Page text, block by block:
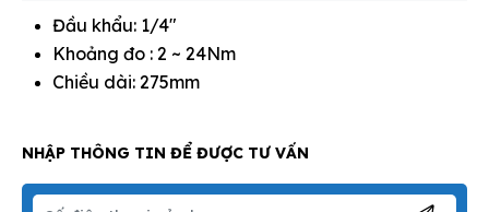
Đầu khẩu: 1/4"
Khoảng đo : 2 ~ 24Nm
Chiều dài: 275mm
NHẬP THÔNG TIN ĐỂ ĐƯỢC TƯ VẤN